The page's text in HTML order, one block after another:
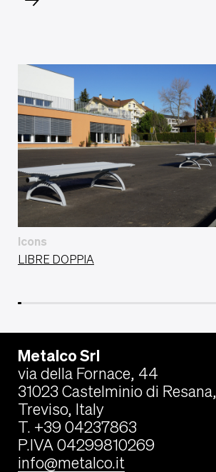
Icons
LIBRE DOPPIA
Metalco Srl
via della Fornace, 44
31023 Castelminio di Resana,
Treviso, Italy
T. +39 04237863
P.IVA 04299810269
info@metalco.it